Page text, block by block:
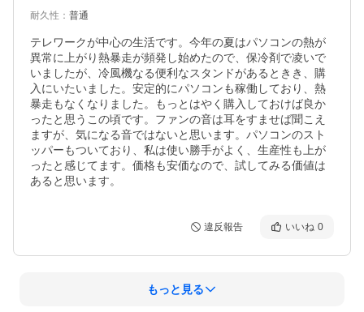
耐久性 ： 普通
テレワークが中心の生活です。今年の夏はパソコンの熱が
異常に上がり熱暴走が頻発し始めたので、保冷剤で凌いで
いましたが、冷風機なる便利なスタンドがあるときき、購
入にいたいました。安定的にパソコンも稼働しており、熱
暴走もなくなりました。もっとはやく購入しておけば良か
ったと思うこの頃です。ファンの音は耳をすませば聞こえ
ますが、気になる音ではないと思います。パソコンのスト
ッパーもついており、私は使い勝手がよく、生産性も上が
ったと感じてます。価格も安価なので、試してみる価値は
あると思います。
違反報告 いいね 0
もっと見る